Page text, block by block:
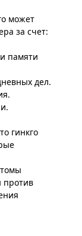
может
за счет:
памяти
дел.
гинкго
против